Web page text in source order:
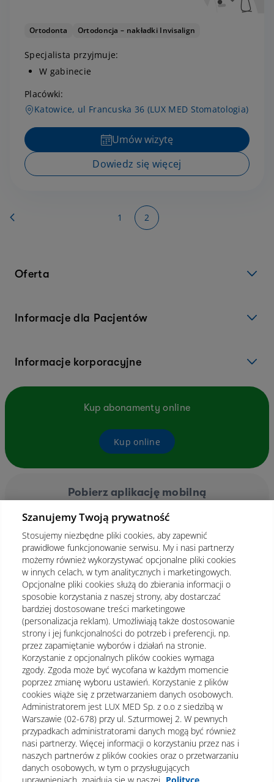
Ortodonta Ortodoncja – nakładki Invisalign
Specjalista przyjmuje:
W gabinecie
Placówki:
Katowice, ul Francuska 36 (LUX MED Stomatologia)
Umów wizytę
Dowiedz się więcej
Strona Strona
1 You're currently reading page
2
Oferta
Informacje dla Pacjentów
Informacje korporacyjne
Kup abonamenty online
Kup online
Pobierz aplikację mobilną
Polityka prywatności Notka prawna
Dane osobowe Mapa strony
Oświadczenie o dostępności
Szanujemy Twoją prywatność
Stosujemy niezbędne pliki cookies, aby zapewnić
prawidłowe funkcjonowanie serwisu. My i nasi partnerzy
możemy również wykorzystywać opcjonalne pliki cookies
w innych celach, w tym analitycznych i marketingowych.
Opcjonalne pliki cookies służą do zbierania informacji o
sposobie korzystania z naszej strony, aby dostarczać
bardziej dostosowane treści marketingowe
(personalizacja reklam). Umożliwiają także dostosowanie
strony i jej funkcjonalności do potrzeb i preferencji, np.
przez zapamiętanie wyborów i działań na stronie.
Korzystanie z opcjonalnych plików cookies wymaga
zgody. Zgoda może być wycofana w każdym momencie
poprzez zmianę wyboru ustawień. Korzystanie z plików
cookies wiąże się z przetwarzaniem danych osobowych.
Administratorem jest LUX MED Sp. z o.o z siedzibą w
Warszawie (02-678) przy ul. Szturmowej 2. W pewnych
przypadkach administratorami danych mogą być również
nasi partnerzy. Więcej informacji o korzystaniu przez nas i
naszych partnerów z plików cookies oraz o przetwarzaniu
danych osobowych, w tym o przysługujących